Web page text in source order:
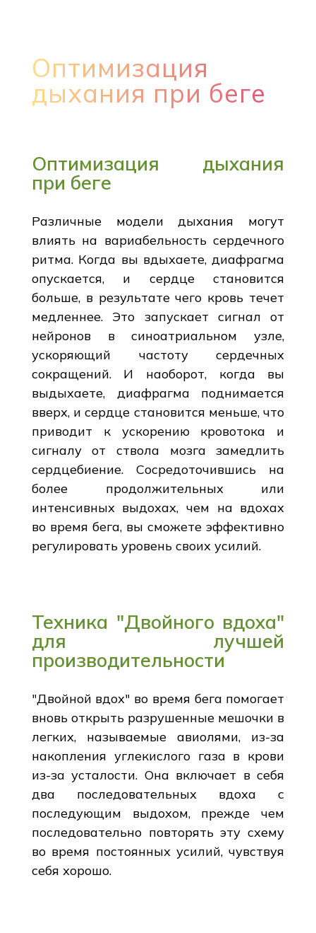
Оптимизация
дыхания при беге
Оптимизация дыхания
при беге
Различные модели дыхания могут
влиять на вариабельность сердечного
ритма. Когда вы вдыхаете, диафрагма
опускается, и сердце становится
больше, в результате чего кровь течет
медленнее. Это запускает сигнал от
нейронов в синоатриальном узле,
ускоряющий частоту сердечных
сокращений. И наоборот, когда вы
выдыхаете, диафрагма поднимается
вверх, и сердце становится меньше, что
приводит к ускорению кровотока и
сигналу от ствола мозга замедлить
сердцебиение. Сосредоточившись на
более продолжительных или
интенсивных выдохах, чем на вдохах
во время бега, вы сможете эффективно
регулировать уровень своих усилий.
Техника "Двойного вдоха"
для лучшей
производительности
"Двойной вдох" во время бега помогает
вновь открыть разрушенные мешочки в
легких, называемые авиолями, из-за
накопления углекислого газа в крови
из-за усталости. Она включает в себя
два последовательных вдоха с
последующим выдохом, прежде чем
последовательно повторять эту схему
во время постоянных усилий, чувствуя
себя хорошо.